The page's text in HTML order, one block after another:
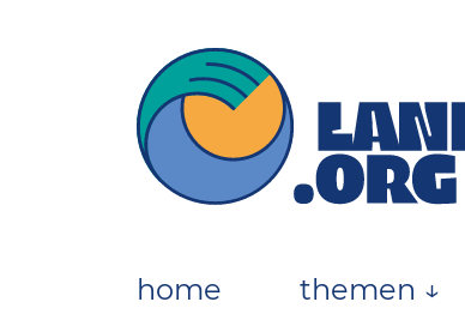
home themen ↓